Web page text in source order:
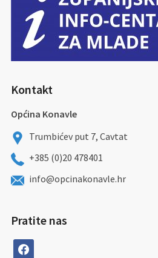
Kontakt
Općina Konavle
Trumbićev put 7, Cavtat
+385 (0)20 478401
info@opcinakonavle.hr
Pratite nas
facebook